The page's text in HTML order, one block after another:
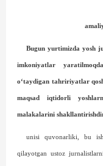
Bugun yurtimizda yosh
imkoniyatlar
o‘taydigan tahririyatlar
maqsad iqtidorli
malakalarini
unisi quvonarliki, bu
qilayotgan ustoz